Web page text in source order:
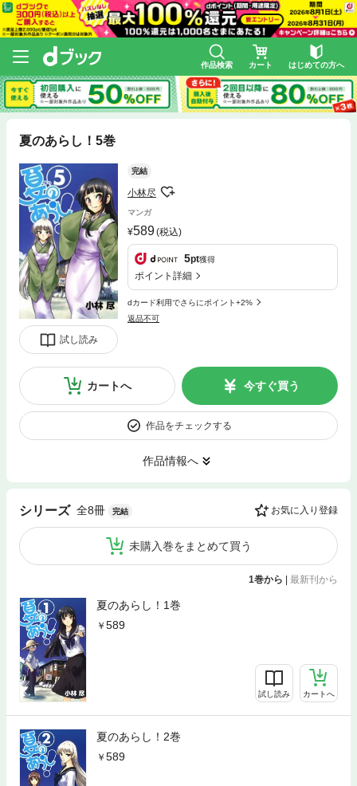
作品検索 カート はじめての方へ
夏のあらし！5巻
試し読み
完結
小林尽
マンガ
589(税込)
5pt獲得
ポイント詳細
dカード利用でさらにポイント+2%
返品不可
カートへ 今すぐ買う
作品をチェックする
作品情報へ
シリーズ 全8冊 完結 お気に入り登録
未購入巻をまとめて買う
1巻から 最新刊から
夏のあらし！1巻
589
試し読み カートへ
夏のあらし！2巻
589